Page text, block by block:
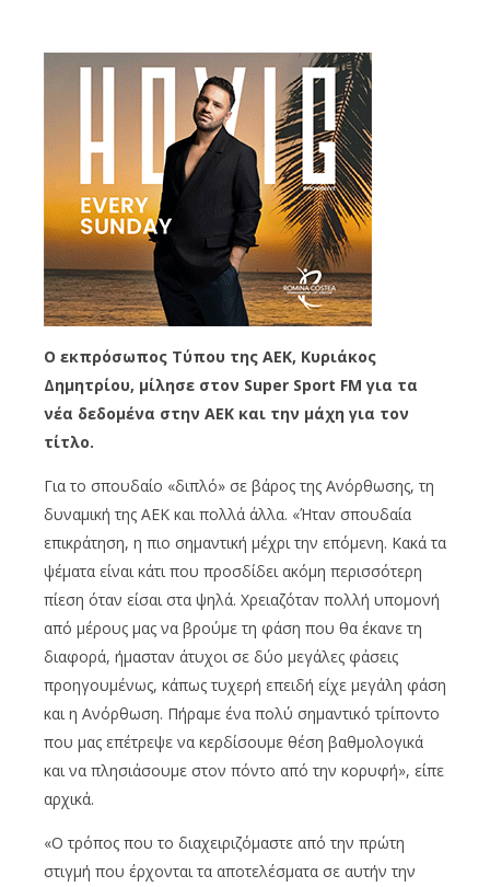
Ο εκπρόσωπος Τύπου της ΑΕΚ, Κυριάκος
Δημητρίου, μίλησε στον Super Sport FM για τα
νέα δεδομένα στην ΑΕΚ και την μάχη για τον
τίτλο.
Για το σπουδαίο «διπλό» σε βάρος της Ανόρθωσης, τη
δυναμική της ΑΕΚ και πολλά άλλα. «Ήταν σπουδαία
επικράτηση, η πιο σημαντική μέχρι την επόμενη. Κακά τα
ψέματα είναι κάτι που προσδίδει ακόμη περισσότερη
πίεση όταν είσαι στα ψηλά. Χρειαζόταν πολλή υπομονή
από μέρους μας να βρούμε τη φάση που θα έκανε τη
διαφορά, ήμασταν άτυχοι σε δύο μεγάλες φάσεις
προηγουμένως, κάπως τυχερή επειδή είχε μεγάλη φάση
και η Ανόρθωση. Πήραμε ένα πολύ σημαντικό τρίποντο
που μας επέτρεψε να κερδίσουμε θέση βαθμολογικά
και να πλησιάσουμε στον πόντο από την κορυφή», είπε
αρχικά.
«Ο τρόπος που το διαχειριζόμαστε από την πρώτη
στιγμή που έρχονται τα αποτελέσματα σε αυτήν την